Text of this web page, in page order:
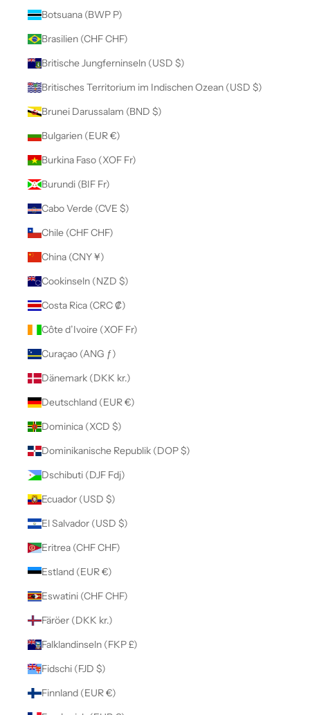
Botsuana (BWP P)
Brasilien (CHF CHF)
Britische Jungferninseln (USD $)
Britisches Territorium im Indischen Ozean (USD $)
Brunei Darussalam (BND $)
Bulgarien (EUR €)
Burkina Faso (XOF Fr)
Burundi (BIF Fr)
Cabo Verde (CVE $)
Chile (CHF CHF)
China (CNY ¥)
Cookinseln (NZD $)
Costa Rica (CRC ₡)
Côte d’Ivoire (XOF Fr)
Curaçao (ANG ƒ)
Dänemark (DKK kr.)
Deutschland (EUR €)
Dominica (XCD $)
Dominikanische Republik (DOP $)
Dschibuti (DJF Fdj)
Ecuador (USD $)
El Salvador (USD $)
Eritrea (CHF CHF)
Estland (EUR €)
Eswatini (CHF CHF)
Färöer (DKK kr.)
Falklandinseln (FKP £)
Fidschi (FJD $)
Finnland (EUR €)